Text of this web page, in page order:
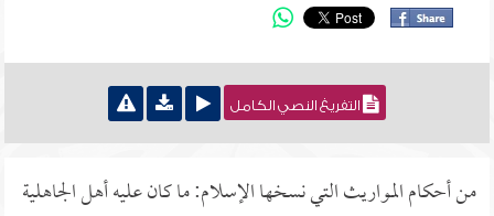
التفريغ النصي الكامل
من أحكام المواريث التي نسخها الإسلام: ما كان عليه أهل الجاهلية